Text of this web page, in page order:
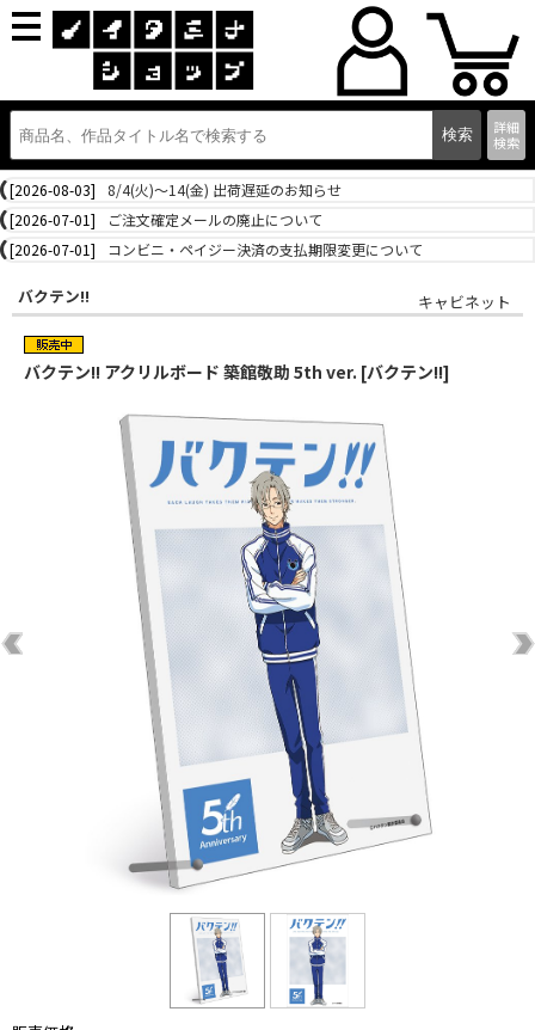
詳細
検索
[2026-08-03]
8/4(火)～14(金) 出荷遅延のお知らせ
[2026-07-01]
ご注文確定メールの廃止について
[2026-07-01]
コンビニ・ペイジー決済の支払期限変更について
バクテン!! キャビネット
バクテン!! アクリルボード 築館敬助 5th ver. [バクテン!!]